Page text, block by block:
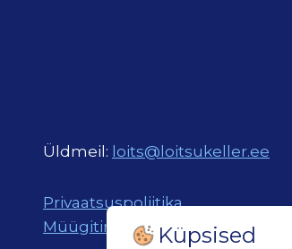
Üldmeil: loits@loitsukeller.ee
Privaatsuspoliitika
MüügitingimusedKüpsised